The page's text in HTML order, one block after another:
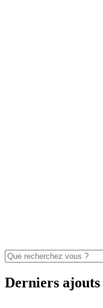
Derniers ajouts